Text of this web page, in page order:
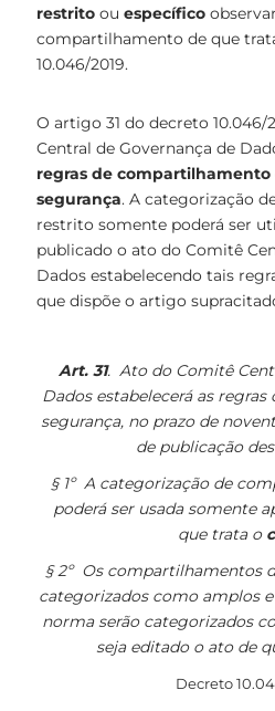
restrito ou específico
compartilhamento de que
10.046/2019.
O artigo 31 do decreto 10.046/
Central de Governança de
regras de compartilhamento
segurança. A categorização
restrito somente poderá ser
publicado o ato do Comitê
Dados estabelecendo tais
que dispõe o artigo
Art. 31. Ato do Comitê
Dados estabelecerá as
segurança, no prazo de
de publicação
§ 1º A categorização de
poderá ser usada somente
que trata o
§ 2º Os compartilhamentos
categorizados como amplos
norma serão categorizados
seja editado o ato de
Decreto